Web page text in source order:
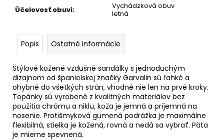
Účelovosť obuvi:
Vychádzková obuv
letná
Popis Ostatné informácie
Štýlové kožené vzdušné sandálky s jednoduchým
dizajnom od španielskej značky Garvalin sú ľahké a
ohybné do všetkých strán, vhodné nie len na prvé kroky.
Topánky sú vyrobené z kvalitných materiálov bez
použitia chrómu a niklu, koža je jemná a príjemná na
nosenie. Protišmyková gumená podrážka je maximálne
flexibilná, stielka je kožená, rovná a nedá sa vybrať. Päta
je mierne spevnená.